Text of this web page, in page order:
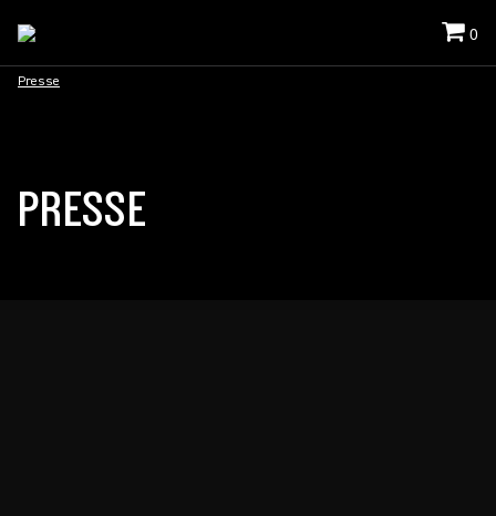
0
Presse
PRESSE